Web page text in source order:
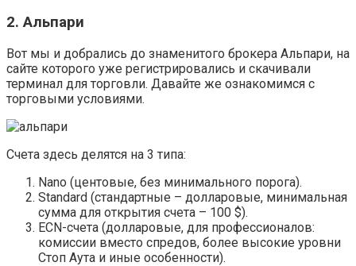
2. Альпари
Вот мы и добрались до знаменитого брокера Альпари, на
сайте которого уже регистрировались и скачивали
терминал для торговли. Давайте же ознакомимся с
торговыми условиями.
Счета здесь делятся на 3 типа:
Nano (центовые, без минимального порога).
Standard (стандартные – долларовые, минимальная
сумма для открытия счета – 100 $).
ECN-счета (долларовые, для профессионалов:
комиссии вместо спредов, более высокие уровни
Стоп Аута и иные особенности).